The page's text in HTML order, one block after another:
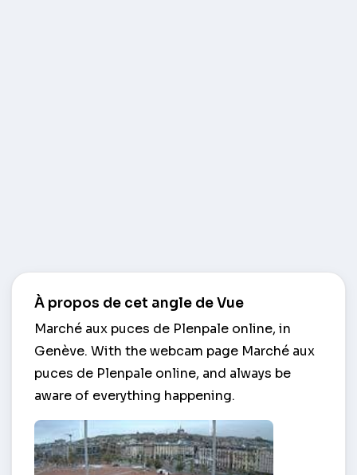
À propos de cet angle de Vue
Marché aux puces de Plenpale online, in
Genève. With the webcam page Marché aux
puces de Plenpale online, and always be
aware of everything happening.